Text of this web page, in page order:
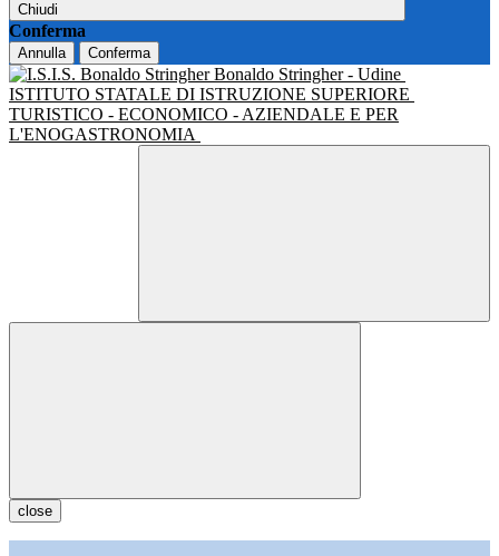
Chiudi
Conferma
Annulla Conferma
Bonaldo Stringher - Udine
ISTITUTO STATALE DI ISTRUZIONE SUPERIORE
TURISTICO - ECONOMICO - AZIENDALE E PER
L'ENOGASTRONOMIA
close